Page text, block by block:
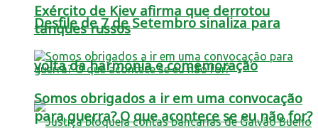
Desfile de 7 de Setembro sinaliza para
volta da harmonia e comemoração
Exército de Kiev afirma que derrotou
tanques russos
Somos obrigados a ir em uma convocação
para guerra? O que acontece se eu não for?